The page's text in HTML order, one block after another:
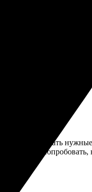
снова переживаю
легко выбрать
попробовать,